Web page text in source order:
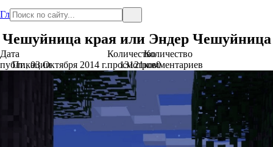
Главная
Чешуйница края или Эндер Чешуйница
Дата
публикации
Пт., 03 Октября 2014 г.
Количество
просмотров
13121
Количество
комментариев
0